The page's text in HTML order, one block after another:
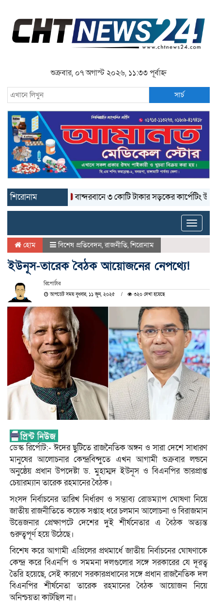
শুক্রবার, ০৭ অগাস্ট ২০২৬, ১১:৩৩ পূর্বাহ্ন
সার্চ
শিরোনাম বান্দরবানে ৩ কোটি টাকার সড়কের কার্পেটিং উঠে যাচ্ছে
Toggle
হোম বিশেষ প্রতিবেদন,রাজনীতি,শিরোনাম
ইউনূস-তারেক বৈঠক আয়োজনের নেপথ্যে!
রিপোর্টার
আপডেট সময় বুধবার, ১১ জুন, ২০২৫ ৩২০ দেখা হয়েছে
ডেস্ক রির্পোট:- ঈদের ছুটিতে রাজনৈতিক অঙ্গন ও সারা দেশে সাধারণ
মানুষের আলোচনার কেন্দ্রবিন্দুতে এখন আগামী শুক্রবার লন্ডনে
অনুষ্ঠেয় প্রধান উপদেষ্টা ড. মুহাম্মদ ইউনূস ও বিএনপির ভারপ্রাপ্ত
চেয়ারম্যান তারেক রহমানের বৈঠক।
সংসদ নির্বাচনের তারিখ নির্ধারণ ও সম্ভাব্য রোডম্যাপ ঘোষণা নিয়ে
জাতীয় রাজনীতিতে কয়েক সপ্তাহ ধরে চলমান আলোচনা ও বিরাজমান
উত্তেজনার প্রেক্ষাপটে দেশের দুই শীর্ষনেতার এ বৈঠক অত্যন্ত
গুরুত্বপূর্ণ হয়ে উঠেছে।
বিশেষ করে আগামী এপ্রিলের প্রথমার্ধে জাতীয় নির্বাচনের ঘোষণাকে
কেন্দ্র করে বিএনপি ও সমমনা দলগুলোর সঙ্গে সরকারের যে দূরত্ব
তৈরি হয়েছে, সেই কারণে সরকারপ্রধানের সঙ্গে প্রধান রাজনৈতিক দল
বিএনপির শীর্ষনেতা তারেক রহমানের বৈঠক আয়োজন নিয়ে
অনিশ্চয়তা কাটছিল না।